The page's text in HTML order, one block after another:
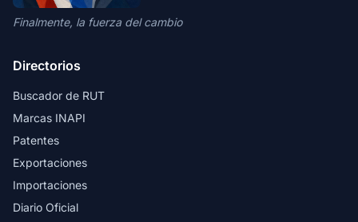
Finalmente, la fuerza del cambio
Directorios
Buscador de RUT
Marcas INAPI
Patentes
Exportaciones
Importaciones
Diario Oficial